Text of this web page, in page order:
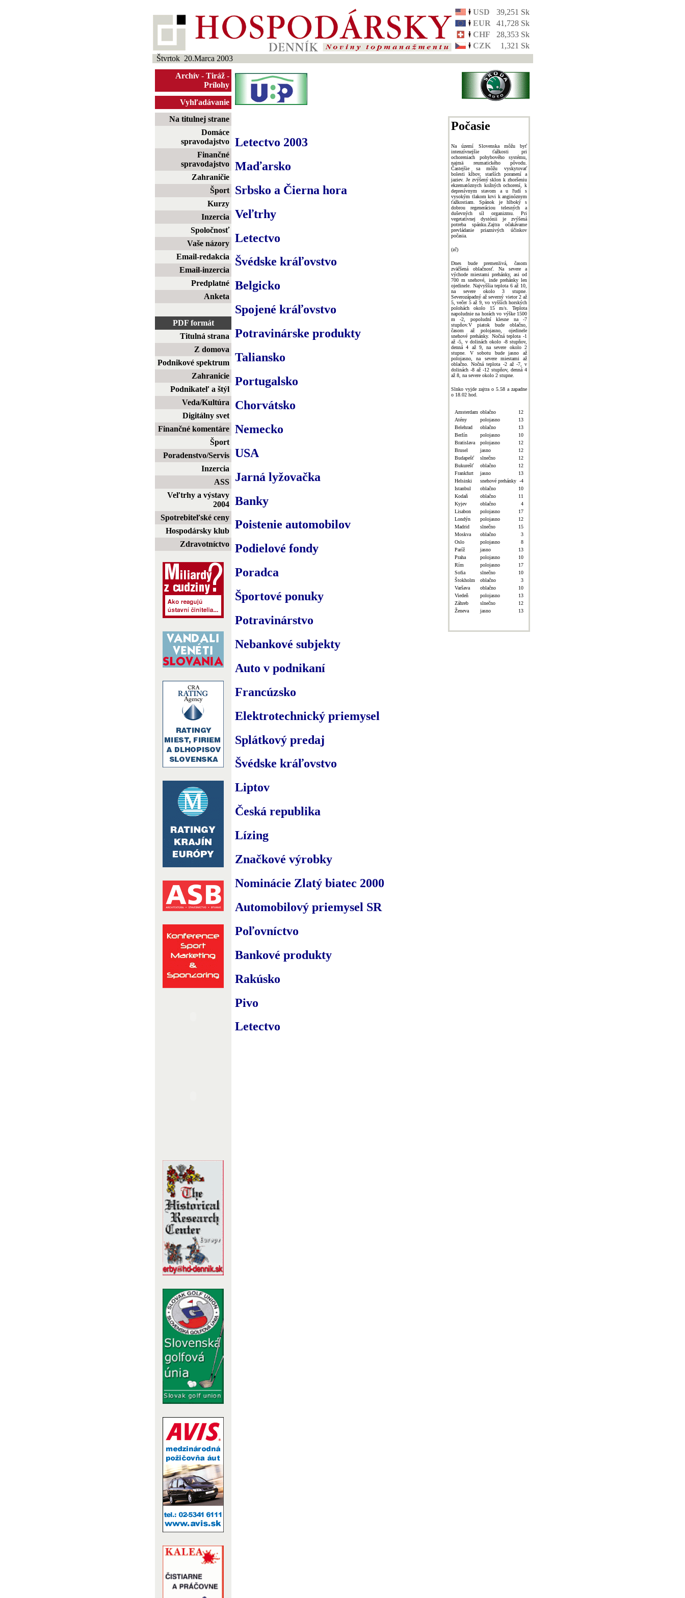
USD
39,251 Sk
EUR
41,728 Sk
CHF
28,353 Sk
CZK
1,321 Sk
Štvrtok 20.Marca 2003
Archív - Tiráž -
Prílohy
Vyhľadávanie
Na titulnej strane
Domáce
spravodajstvo
Finančné
spravodajstvo
Zahraničie
Šport
Kurzy
Inzercia
Spoločnosť
Vaše názory
Email-redakcia
Email-inzercia
Predplatné
Anketa
PDF formát
Titulná strana
Z domova
Podnikové spektrum
Zahranicie
Podnikateľ a štýl
Veda/Kultúra
Digitálny svet
Finančné komentáre
Šport
Poradenstvo/Servis
Inzercia
ASS
Veľtrhy a výstavy
2004
Spotrebiteľské ceny
Hospodársky klub
Zdravotníctvo
Letectvo 2003
Maďarsko
Srbsko a Čierna hora
Veľtrhy
Letectvo
Švédske kráľovstvo
Belgicko
Spojené kráľovstvo
Potravinárske produkty
Taliansko
Portugalsko
Chorvátsko
Nemecko
USA
Jarná lyžovačka
Banky
Poistenie automobilov
Podielové fondy
Poradca
Športové ponuky
Potravinárstvo
Nebankové subjekty
Auto v podnikaní
Francúzsko
Elektrotechnický priemysel
Splátkový predaj
Švédske kráľovstvo
Liptov
Česká republika
Lízing
Značkové výrobky
Nominácie Zlatý biatec 2000
Automobilový priemysel SR
Poľovníctvo
Bankové produkty
Rakúsko
Pivo
Letectvo
Počasie
Na území Slovenska môžu byť
intenzívnejšie ťažkosti pri
ochoreniach pohybového systému,
najmä reumatického pôvodu.
Častejšie sa môžu vyskytovať
bolesti kĺbov, starších poranení a
jaziev. Je zvýšený sklon k zhoršeniu
ekzematóznych kožných ochorení, k
depresívnym stavom a u ľudí s
vysokým tlakom krvi k anginóznym
ťažkostiam. Spánok je hlboký s
dobrou regeneráciou telesných a
duševných síl organizmu. Pri
vegetatívnej dystónii je zvýšená
potreba spánku.Zajtra očakávame
prevládanie priaznivých účinkov
počasia.
(zč)
Dnes bude premenlivá, časom
zväčšená oblačnosť. Na severe a
východe miestami prehánky, asi od
700 m snehové, inde prehánky len
ojedinele. Najvyššia teplota 6 až 10,
na severe okolo 3 stupne.
Severozápadný až severný vietor 2 až
5, večer 5 až 9, vo vyšších horských
polohách okolo 15 m/s. Teplota
napoludnie na horách vo výške 1500
m -2, popoludní klesne na -7
stupňov.V piatok bude oblačno,
časom až polojasno, ojedinele
snehové prehánky. Nočná teplota -1
až -5, v dolinách okolo -8 stupňov,
denná 4 až 9, na severe okolo 2
stupne. V sobotu bude jasno až
polojasno, na severe miestami až
oblačno. Nočná teplota -2 až -7, v
dolinách -8 až -12 stupňov, denná 4
až 8, na severe okolo 2 stupne.
Slnko vyjde zajtra o 5.58 a zapadne
o 18.02 hod.
Amsterdam oblačno
12
Atény
polojasno
13
Belehrad
oblačno
13
Berlín
polojasno
10
Bratislava
polojasno
12
Brusel
jasno
12
Budapešť
slnečno
12
Bukurešť
oblačno
12
Frankfurt
jasno
13
Helsinki
snehové prehánky -4
Istanbul
oblačno
10
Kodaň
oblačno
11
Kyjev
oblačno
4
Lisabon
polojasno
17
Londýn
polojasno
12
Madrid
slnečno
15
Moskva
oblačno
3
Oslo
polojasno
8
Paríž
jasno
13
Praha
polojasno
10
Rím
polojasno
17
Sofia
slnečno
10
Štokholm
oblačno
3
Varšava
oblačno
10
Viedeň
polojasno
13
Záhreb
slnečno
12
Ženeva
jasno 13